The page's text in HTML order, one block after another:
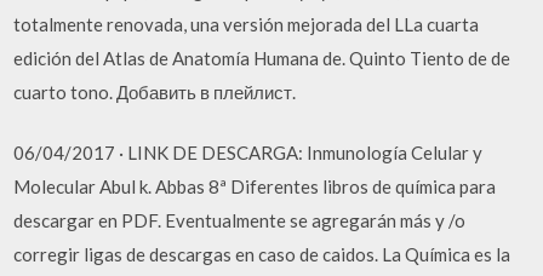
totalmente renovada, una versión mejorada del LLa cuarta
edición del Atlas de Anatomía Humana de. Quinto Tiento de de
cuarto tono. Добавить в плейлист.
06/04/2017 · LINK DE DESCARGA: Inmunología Celular y
Molecular Abul k. Abbas 8ª Diferentes libros de química para
descargar en PDF. Eventualmente se agregarán más y /o
corregir ligas de descargas en caso de caidos. La Química es la